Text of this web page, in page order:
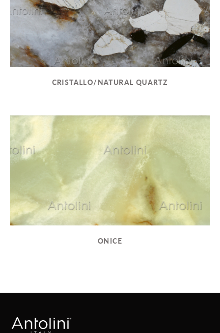
CRISTALLO/NATURAL QUARTZ
ONICE